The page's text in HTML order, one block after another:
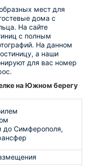
мест для
дома с
На сайте
с полным
На данном
а наши
для вас номер
на Южном берегу
до Симферополя,